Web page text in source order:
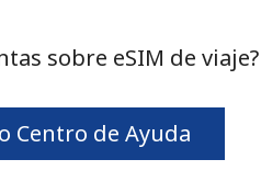
sobre eSIM de viaje?
Centro de Ayuda